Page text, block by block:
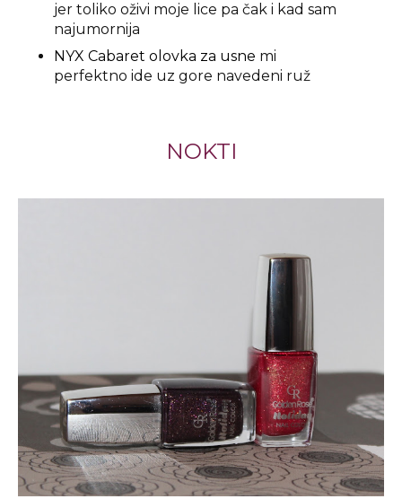
jer toliko oživi moje lice pa čak i kad sam
najumornija
NYX Cabaret olovka za usne mi
perfektno ide uz gore navedeni ruž
NOKTI